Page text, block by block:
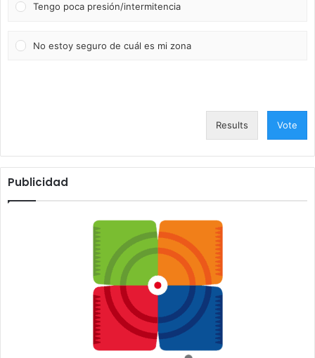
Tengo poca presión/intermitencia
No estoy seguro de cuál es mi zona
Results Vote
Publicidad